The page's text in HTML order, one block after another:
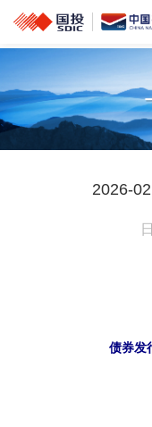
2026-
债券发